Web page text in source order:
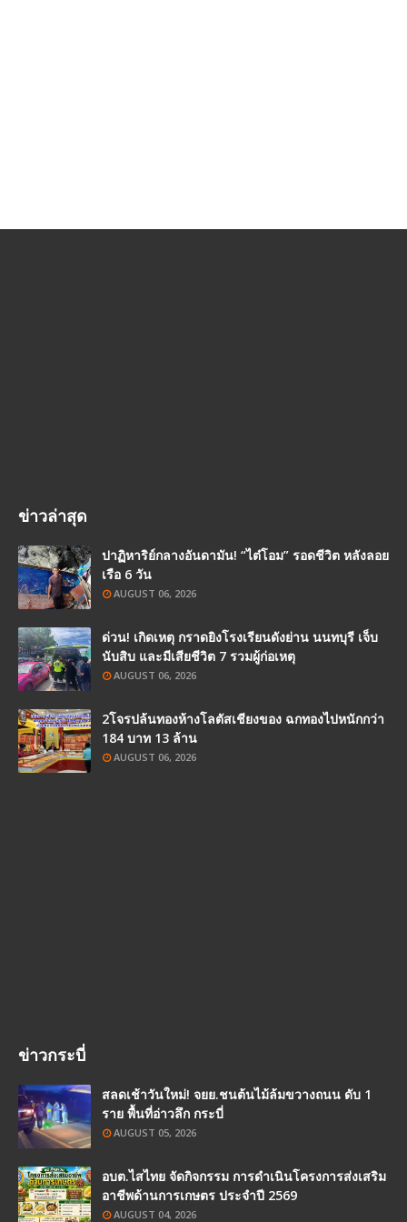
ข่าวล่าสุด
ปาฏิหาริย์กลางอันดามัน! “ไต๋โอม” รอดชีวิต หลังลอย
เรือ 6 วัน
AUGUST 06, 2026
ด่วน! เกิดเหตุ กราดยิงโรงเรียนดังย่าน นนทบุรี เจ็บ
นับสิบ และมีเสียชีวิต 7 รวมผู้ก่อเหตุ
AUGUST 06, 2026
2โจรปล้นทองห้างโลตัสเชียงของ ฉกทองไปหนักกว่า
184 บาท 13 ล้าน
AUGUST 06, 2026
ข่าวกระบี่
สลดเช้าวันใหม่! จยย.ชนต้นไม้ล้มขวางถนน ดับ 1
ราย พื้นที่อ่าวลึก กระบี่
AUGUST 05, 2026
อบต.ไสไทย จัดกิจกรรม การดำเนินโครงการส่งเสริม
อาชีพด้านการเกษตร ประจำปี 2569
AUGUST 04, 2026